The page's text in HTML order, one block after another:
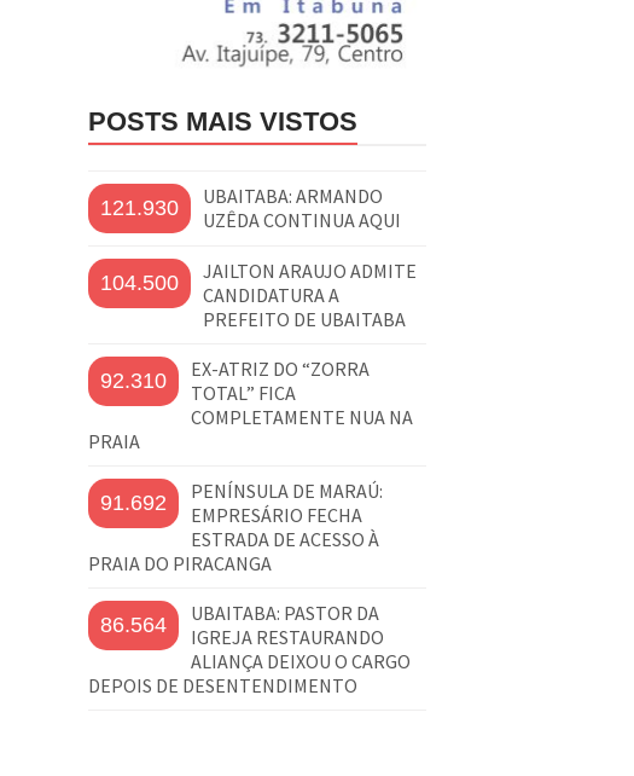
POSTS MAIS VISTOS
121.930
UBAITABA: ARMANDO
UZÊDA CONTINUA AQUI
104.500
JAILTON ARAUJO ADMITE
CANDIDATURA A
PREFEITO DE UBAITABA
92.310
EX-ATRIZ DO “ZORRA
TOTAL” FICA
COMPLETAMENTE NUA NA
PRAIA
91.692
PENÍNSULA DE MARAÚ:
EMPRESÁRIO FECHA
ESTRADA DE ACESSO À
PRAIA DO PIRACANGA
86.564
UBAITABA: PASTOR DA
IGREJA RESTAURANDO
ALIANÇA DEIXOU O CARGO
DEPOIS DE DESENTENDIMENTO